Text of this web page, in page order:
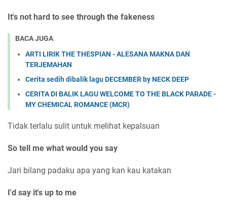
It's not hard to see through the fakeness
BACA JUGA
ARTI LIRIK THE THESPIAN - ALESANA MAKNA DAN
TERJEMAHAN
Cerita sedih dibalik lagu DECEMBER by NECK DEEP
CERITA DI BALIK LAGU WELCOME TO THE BLACK PARADE -
MY CHEMICAL ROMANCE (MCR)
Tidak terlalu sulit untuk melihat kepalsuan
So tell me what would you say
Jari bilang padaku apa yang kan kau katakan
I'd say it's up to me